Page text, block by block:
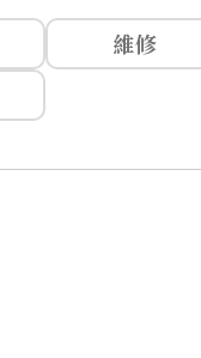
維修